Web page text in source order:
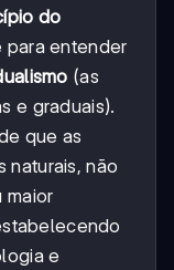
do
para entender
(as
e graduais).
que as
naturais, não
maior
e